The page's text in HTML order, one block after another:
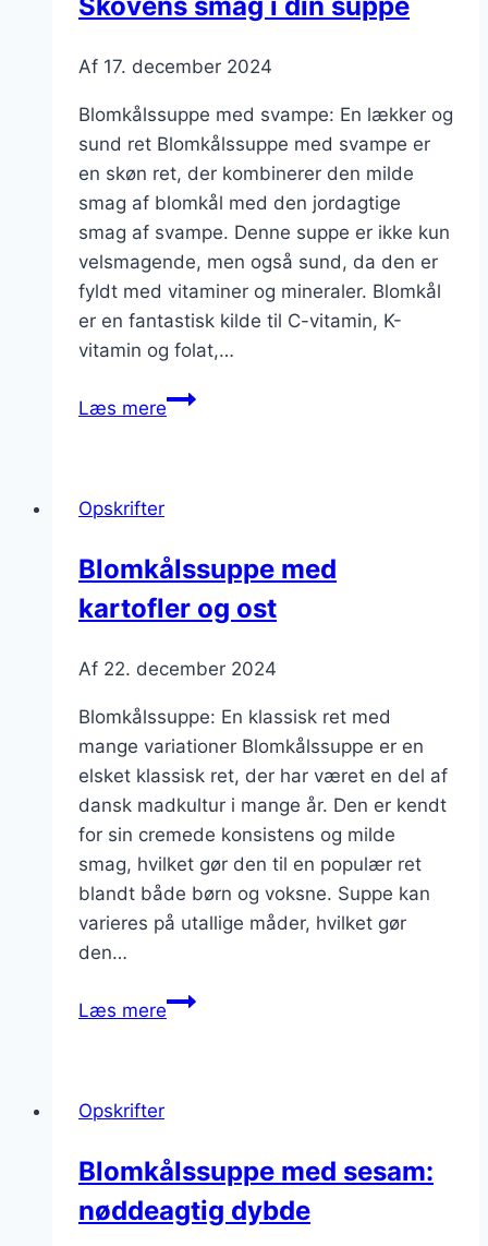
Af 17. december 2024
Blomkålssuppe med svampe: En lækker og
sund ret Blomkålssuppe med svampe er
en skøn ret, der kombinerer den milde
smag af blomkål med den jordagtige
smag af svampe. Denne suppe er ikke kun
velsmagende, men også sund, da den er
fyldt med vitaminer og mineraler. Blomkål
er en fantastisk kilde til C-vitamin, K-
vitamin og folat,…
Læs mereBlomkålssuppe
din
suppe
Opskrifter
Blomkålssuppe med
kartofler og ost
Af 22. december 2024
Blomkålssuppe: En klassisk ret med
mange variationer Blomkålssuppe er en
elsket klassisk ret, der har været en del af
dansk madkultur i mange år. Den er kendt
for sin cremede konsistens og milde
smag, hvilket gør den til en populær ret
blandt både børn og voksne. Suppe kan
varieres på utallige måder, hvilket gør
den…
Læs mereBlomkålssuppe
Opskrifter
Blomkålssuppe med sesam:
nøddeagtig dybde